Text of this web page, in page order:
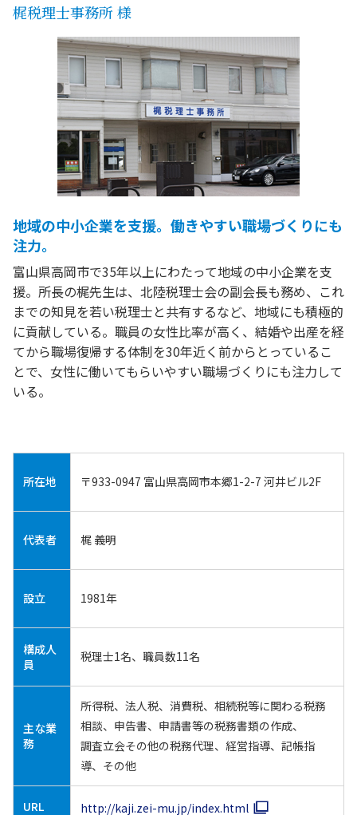
梶税理士事務所 様
地域の中小企業を支援。働きやすい職場づくりにも
注力。
富山県高岡市で35年以上にわたって地域の中小企業を支
援。所長の梶先生は、北陸税理士会の副会長も務め、これ
までの知見を若い税理士と共有するなど、地域にも積極的
に貢献している。職員の女性比率が高く、結婚や出産を経
てから職場復帰する体制を30年近く前からとっているこ
とで、女性に働いてもらいやすい職場づくりにも注力して
いる。
所在地 〒933-0947 富山県高岡市本郷1-2-7 河井ビル2F
代表者 梶 義明
設立 1981年
構成人
員
税理士1名、 職員数11名
主な業
務
所得税、法人税、消費税、相続税等に関わる税務
相談、申告書、申請書等の税務書類の作成、
調査立会その他の税務代理、経営指導、記帳指
導、その他
URL http://kaji.zei-mu.jp/index.html